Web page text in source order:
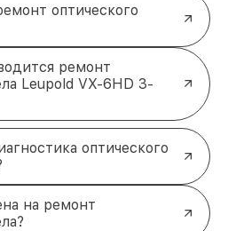
оптического
ремонт
Leupold VX-6HD 3-
оптического
на ремонт